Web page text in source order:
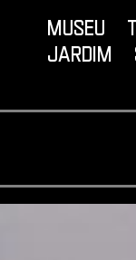
Museu
Jardim